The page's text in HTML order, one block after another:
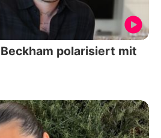
polarisiert mit